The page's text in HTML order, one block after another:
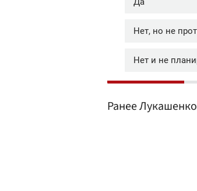
Ранее Лукашенко